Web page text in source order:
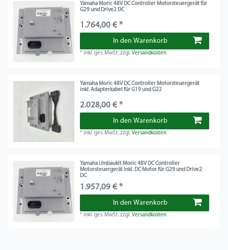
Yamaha Moric 48V DC Controller Motorsteuergerät für
G29 und Drive2 DC
1.764,00 € *
In den Warenkorb
*inkl. ges. MwSt.zzgl.Versandkosten
Yamaha Moric 48V DC Controller Motorsteuergerät
inkl. Adapterkabel für G19 und G22
2.028,00 € *
In den Warenkorb
*inkl. ges. MwSt.zzgl.Versandkosten
Yamaha Umbaukit Moric 48V DC Controller
Motorsteuergerät inkl. DC Motor für G29 und Drive2
DC
1.957,09 € *
In den Warenkorb
*inkl. ges. MwSt.zzgl.Versandkosten